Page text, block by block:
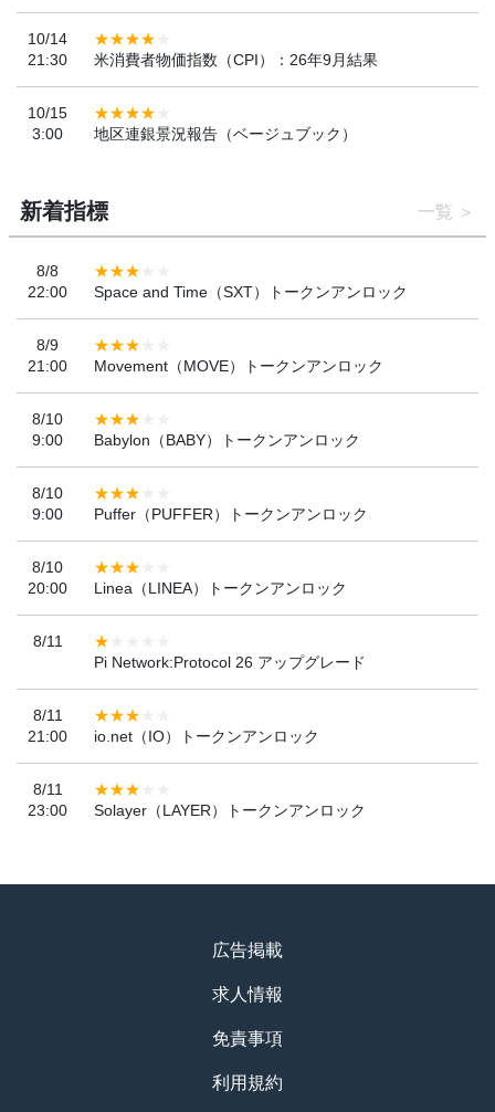
10/14
21:30
米消費者物価指数（CPI）：26年9月結果
10/15
3:00
地区連銀景況報告（ベージュブック）
新着指標 一覧
8/8
22:00
Space and Time（SXT）トークンアンロック
8/9
21:00
Movement（MOVE）トークンアンロック
8/10
9:00
Babylon（BABY）トークンアンロック
8/10
9:00
Puffer（PUFFER）トークンアンロック
8/10
20:00
Linea（LINEA）トークンアンロック
8/11
Pi Network:Protocol 26 アップグレード
8/11
21:00
io.net（IO）トークンアンロック
8/11
23:00
Solayer（LAYER）トークンアンロック
広告掲載
求人情報
免責事項
利用規約